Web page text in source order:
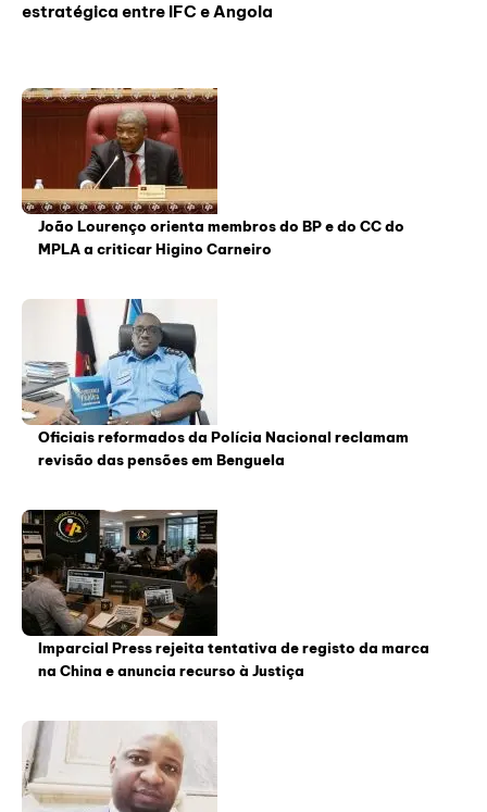
estratégica entre IFC e Angola
João Lourenço orienta membros do BP e do CC do
MPLA a criticar Higino Carneiro
Oficiais reformados da Polícia Nacional reclamam
revisão das pensões em Benguela
Imparcial Press rejeita tentativa de registo da marca
na China e anuncia recurso à Justiça